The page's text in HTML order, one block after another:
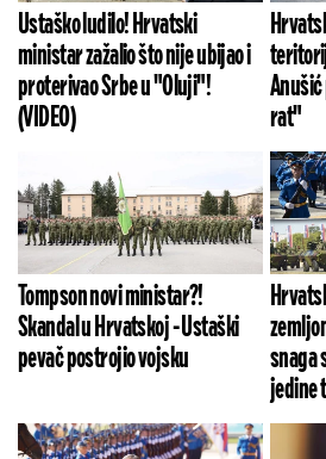
Ustaško ludilo! Hrvatski
ministar zažalio što nije ubijao i
proterivao Srbe u "Oluji"!
(VIDEO)
rat"
Tompson novi ministar?!
Skandal u Hrvatskoj - Ustaški
pevač postrojio vojsku
snaga
jedine